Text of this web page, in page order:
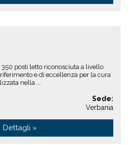
posti letto riconosciuta a livello
e di eccellenza per la cura
nella ...
Sede:
Verbania
Dettagli »